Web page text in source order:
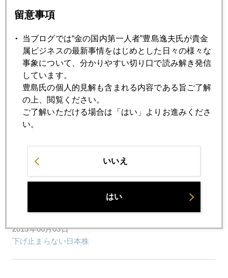
2013年06月10日
外人マネーの勝ち組、負け組
2013年06月07日
アベノミクス相場の変調加速
告白
2013年06月04日
懐疑に育つ日本株と円安相場
2013年06月03日
下げ止まらない日本株
留意事項
当ブログでは“金の国内第一人者”豊島逸夫氏が貴金
属ビジネスの最新事情をはじめとした日々の様々な
事象について、分かりやすい切り口で読み解き発信
しています。
豊島氏の個人的見解も含まれる内容である旨ご了解
の上、閲覧ください。
ご了解いただける場合は「はい」よりお進みくださ
い。
いいえ
はい